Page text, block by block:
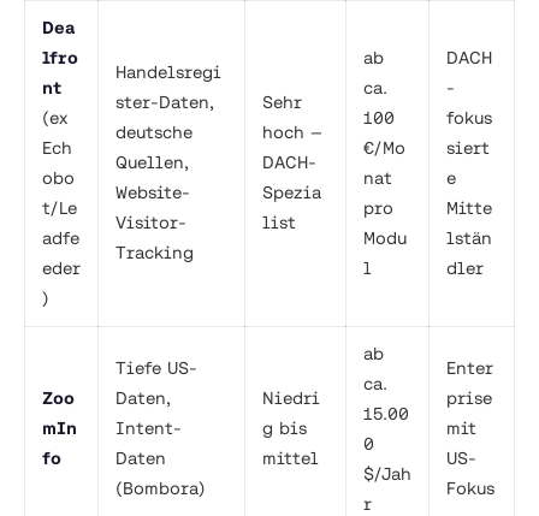
Dea
lfro
nt
(ex
Ech
obo
t/Le
adfe
eder
)
Handelsregi
ster-Daten,
deutsche
Quellen,
Website-
Visitor-
Tracking
Sehr
hoch —
DACH-
Spezia
list
ab
ca.
100
€/Mo
nat
pro
Modu
l
DACH
-
fokus
siert
e
Mitte
lstän
dler
Zoo
mIn
fo
Tiefe US-
Daten,
Intent-
Daten
(Bombora)
Niedri
g bis
mittel
ab
ca.
15.00
0
$/Jah
r
Enter
prise
mit
US-
Fokus